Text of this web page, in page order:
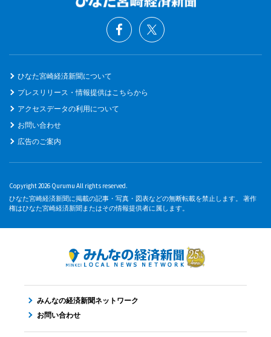
ひなた宮崎経済新聞について
プレスリリース・情報提供はこちらから
アクセスデータの利用について
お問い合わせ
広告のご案内
Copyright 2026 Qurumu All rights reserved.
ひなた宮崎経済新聞に掲載の記事・写真・図表などの無断転載を禁止します。 著作
権はひなた宮崎経済新聞またはその情報提供者に属します。
みんなの経済新聞ネットワーク
お問い合わせ